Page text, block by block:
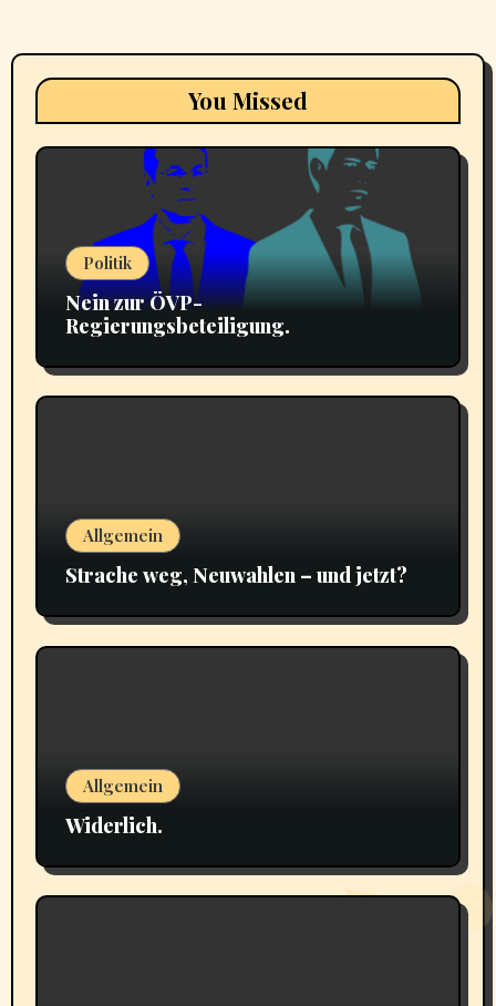
You Missed
Politik
Nein zur ÖVP-
Regierungsbeteiligung.
Allgemein
Strache weg, Neuwahlen – und jetzt?
Allgemein
Widerlich.